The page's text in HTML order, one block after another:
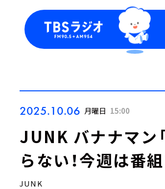
2025.10.06 月曜日 15:00
JUNK バナナマン
らない！今週は番
JUNK